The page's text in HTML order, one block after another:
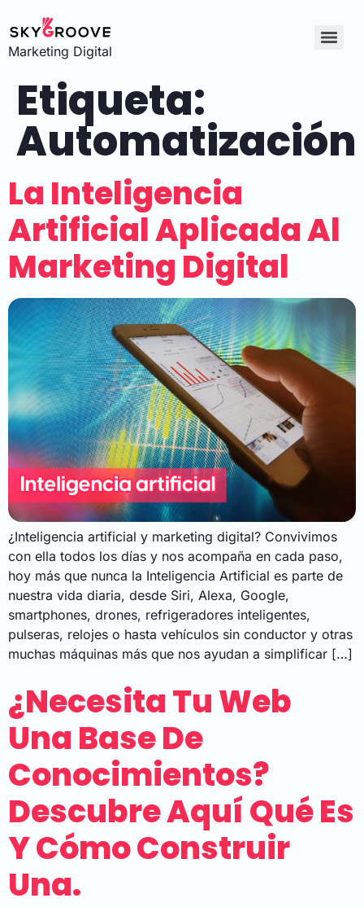
Marketing Digital
Etiqueta:
Automatización
La Inteligencia
Artificial Aplicada Al
Marketing Digital
¿Inteligencia artificial y marketing digital? Convivimos
con ella todos los días y nos acompaña en cada paso,
hoy más que nunca la Inteligencia Artificial es parte de
nuestra vida diaria, desde Siri, Alexa, Google,
smartphones, drones, refrigeradores inteligentes,
pulseras, relojes o hasta vehículos sin conductor y otras
muchas máquinas más que nos ayudan a simplificar […]
¿Necesita Tu Web
Una Base De
Conocimientos?
Descubre Aquí Qué Es
Y Cómo Construir
Una.